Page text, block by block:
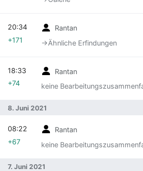
Rantan
→‎Ähnliche Erfindungen
20:34
+171
Rantan
keine
18:33
+74
8. Juni 2021
Rantan
keine
08:22
+67
7. Juni 2021